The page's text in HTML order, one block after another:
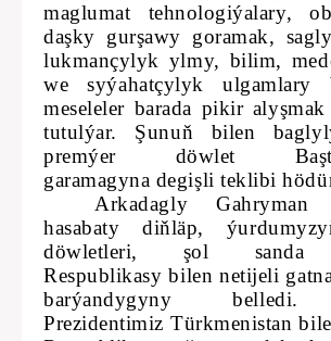
maglumat tehnologiýalary,
daşky gurşawy goramak,
lukmançylyk ylmy, bilim,
we syýahatçylyk ulgamlary
meseleler barada pikir
tutulýar. Şunuň bilen
premýer döwlet
garamagyna degişli teklibi
Arkadagly Gahryman
hasabaty diňläp,
döwletleri, şol sanda
Respublikasy bilen netijeli
barýandygyny belledi.
Prezidentimiz Türkmenistan